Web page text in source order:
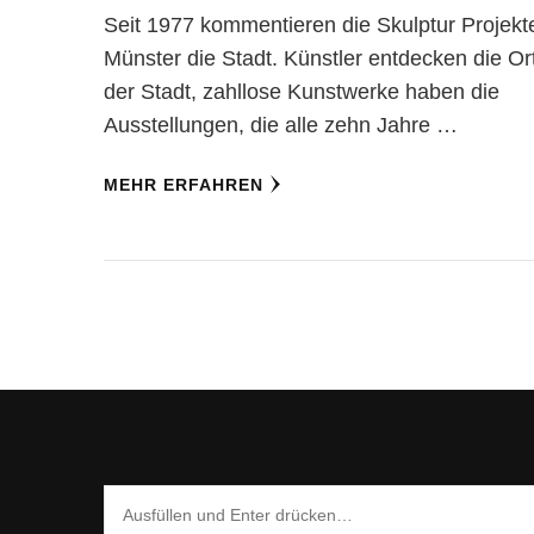
Seit 1977 kommentieren die Skulptur
Münster die Stadt. Künstler entdecken die
der Stadt, zahllose Kunstwerke haben die
Ausstellungen, die alle zehn Jahre …
MEHR ERFAHREN